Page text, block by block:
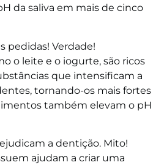
da saliva em mais de cinco
pedidas! Verdade!
o leite e o iogurte, são ricos
que intensificam a
tornando-os mais fortes
também elevam o pH
a dentição. Mito!
ajudam a criar uma